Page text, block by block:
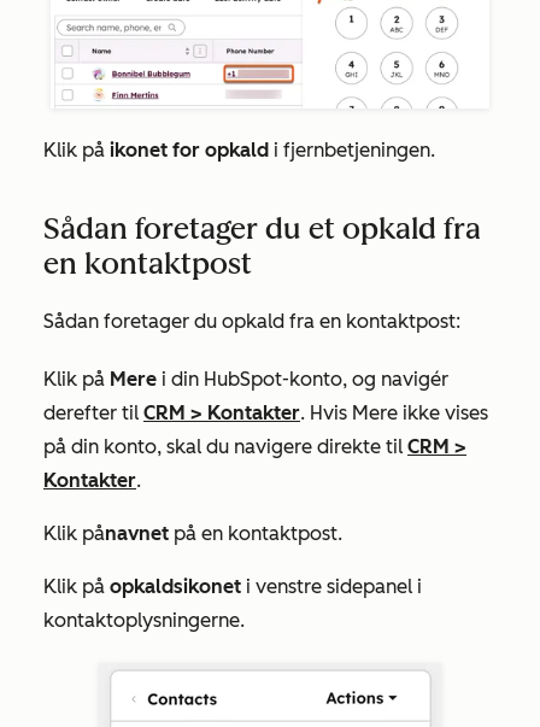
Klik på ikonet for opkald i fjernbetjeningen.
Sådan foretager du et opkald fra
en kontaktpost
Sådan foretager du opkald fra en kontaktpost:
Klik på Mere i din HubSpot-konto, og navigér
derefter til CRM > Kontakter. Hvis Mere ikke vises
på din konto, skal du navigere direkte til CRM >
Kontakter.
Klik pånavnet på en kontaktpost.
Klik på opkaldsikonet i venstre sidepanel i
kontaktoplysningerne.